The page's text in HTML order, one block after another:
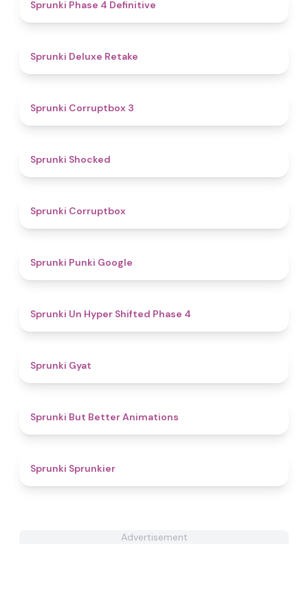
Sprunki Phase 4 Definitive
Sprunki Deluxe Retake
Sprunki Corruptbox 3
Sprunki Shocked
Sprunki Corruptbox
Sprunki Punki Google
Sprunki Un Hyper Shifted Phase 4
Sprunki Gyat
Sprunki But Better Animations
Sprunki Sprunkier
Advertisement